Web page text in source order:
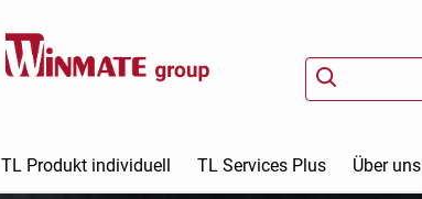
TL Produkt individuell TL Services Plus Über uns